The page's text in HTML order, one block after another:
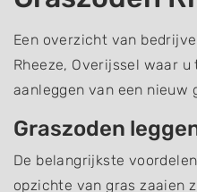
Een overzicht van
Rheeze, Overijssel waar
aanleggen van een nieuw
Graszoden
De belangrijkste
opzichte van gras zaaien